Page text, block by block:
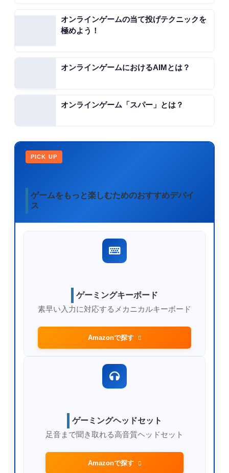
オンラインゲームの当て投げテクニックを
極めよう！
オンラインゲームにおけるAIMとは？
オンラインゲーム「スパー」とは？
PICK UP
ゲームをもっと楽しむためのおすすめデバイ
ス
ゲーミングキーボード
素早い入力に対応するメカニカルキーボード
Amazonで探す
ゲーミングヘッドセット
足音まで聞き取れる高音質ヘッドセット
Amazonで探す